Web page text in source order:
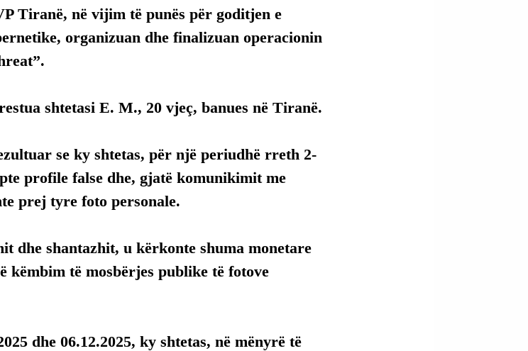
Tiranë, në vijim të punës për goditjen e
organizuan dhe finalizuan operacionin
shtetasi E. M., 20 vjeç, banues në Tiranë.
se ky shtetas, për një periudhë rreth 2-
profile false dhe, gjatë komunikimit me
prej tyre foto personale.
dhe shantazhit, u kërkonte shuma monetare
këmbim të mosbërjes publike të fotove
dhe 06.12.2025, ky shtetas, në mënyrë të